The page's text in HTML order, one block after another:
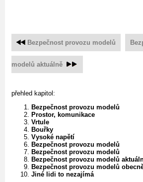
Bezpečnost provozu modelů
modelů aktuálně
přehled kapitol:
Bezpečnost provozu modelů
Prostor, komunikace
Vrtule
Bouřky
Vysoké napětí
Bezpečnost provozu modelů
Bezpečnost provozu modelů
Bezpečnost provozu modelů
Bezpečnost provozu modelů
Jiné lidi to nezajímá